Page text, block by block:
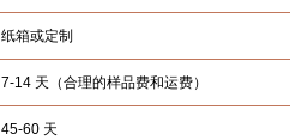
纸箱或定制
7-14 天（合理的样品费和运费）
45-60 天